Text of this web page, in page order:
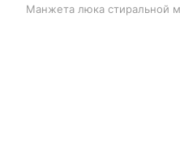
Манжета люка стиральной